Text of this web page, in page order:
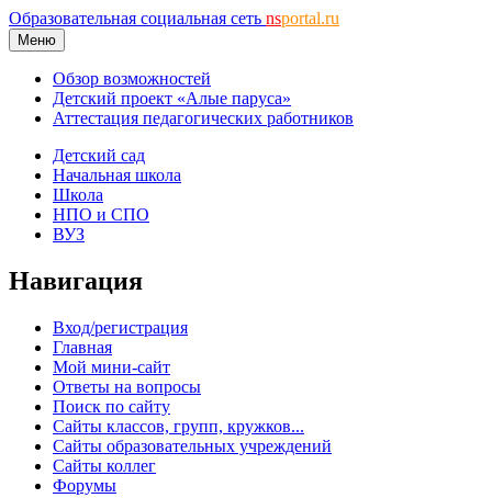
Образовательная социальная сеть nsportal.ru
Меню
Обзор возможностей
Детский проект «Алые паруса»
Аттестация педагогических работников
Детский сад
Начальная школа
Школа
НПО и СПО
ВУЗ
Навигация
Вход/регистрация
Главная
Мой мини-сайт
Ответы на вопросы
Поиск по сайту
Сайты классов, групп, кружков...
Сайты образовательных учреждений
Сайты коллег
Форумы